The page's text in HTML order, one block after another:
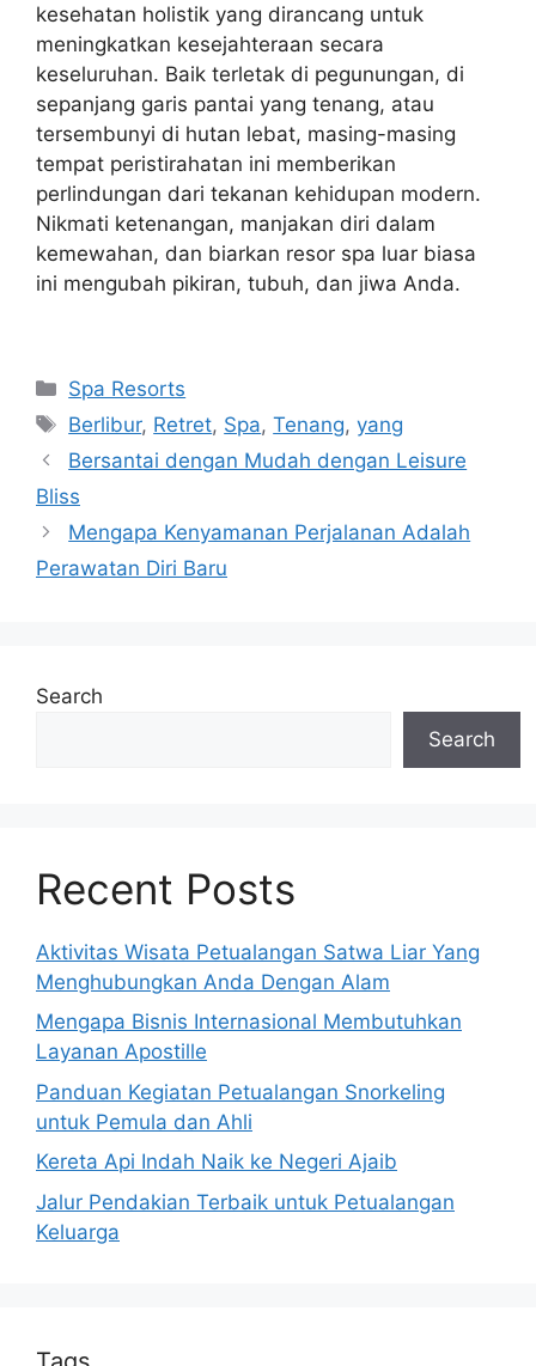
kesehatan holistik yang dirancang untuk
meningkatkan kesejahteraan secara
keseluruhan. Baik terletak di pegunungan, di
sepanjang garis pantai yang tenang, atau
tersembunyi di hutan lebat, masing-masing
tempat peristirahatan ini memberikan
perlindungan dari tekanan kehidupan modern.
Nikmati ketenangan, manjakan diri dalam
kemewahan, dan biarkan resor spa luar biasa
ini mengubah pikiran, tubuh, dan jiwa Anda.
posCategories
Spa Resorts
Tags
Berlibur, Retret, Spa,Tenang,yang
Bersantai dengan Mudah dengan Leisure
Bliss
Mengapa Kenyamanan Perjalanan Adalah
Perawatan Diri Baru
Search
Search
Recent Posts
Aktivitas Wisata Petualangan Satwa Liar Yang
Menghubungkan Anda Dengan Alam
Mengapa Bisnis Internasional Membutuhkan
Layanan Apostille
Panduan Kegiatan Petualangan Snorkeling
untuk Pemula dan Ahli
Kereta Api Indah Naik ke Negeri Ajaib
Jalur Pendakian Terbaik untuk Petualangan
Keluarga